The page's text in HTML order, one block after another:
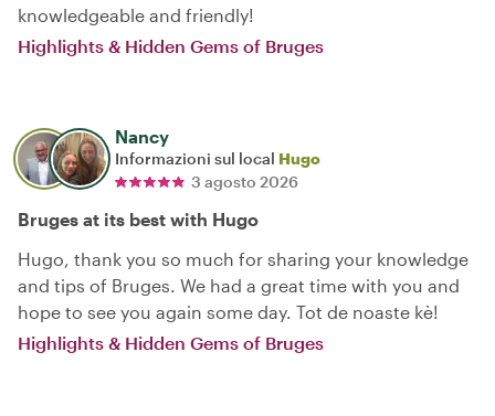
knowledgeable and friendly!
Highlights & Hidden Gems of Bruges
Nancy
Informazioni sul local Hugo
3 agosto 2026
Bruges at its best with Hugo
Hugo, thank you so much for sharing your knowledge
and tips of Bruges. We had a great time with you and
hope to see you again some day. Tot de noaste kè!
Highlights & Hidden Gems of Bruges